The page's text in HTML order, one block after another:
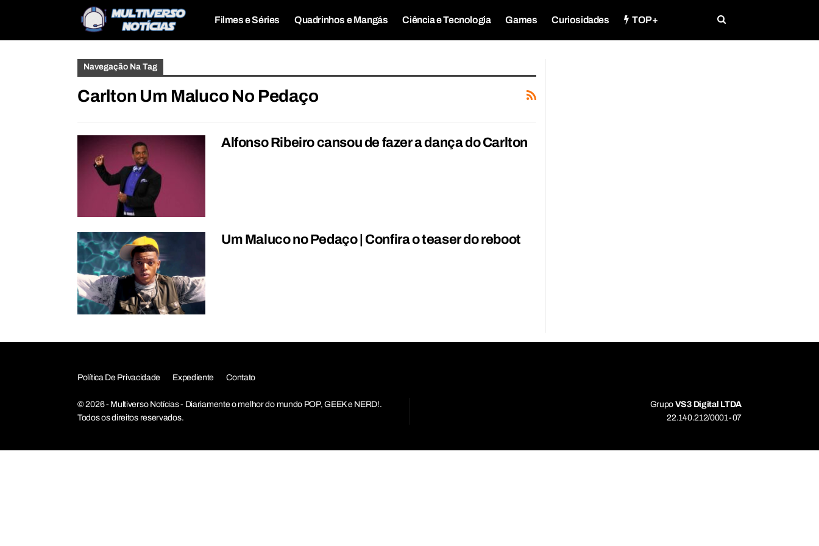
Filmes e Séries Quadrinhos e Mangás Ciência e Tecnologia Games Curiosidades TOP+
Navegação Na Tag
Carlton Um Maluco No Pedaço
Alfonso Ribeiro cansou de fazer a dança do Carlton
Um Maluco no Pedaço | Confira o teaser do reboot
Política De Privacidade Expediente Contato
© 2026 - Multiverso Notícias - Diariamente o melhor do mundo POP, GEEK e NERD!.
Todos os direitos reservados.
Grupo VS3 Digital LTDA
22.140.212/0001-07